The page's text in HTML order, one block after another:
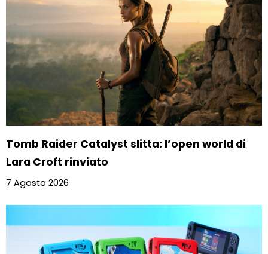
Tomb Raider Catalyst slitta: l’open world di
Lara Croft rinviato
7 Agosto 2026